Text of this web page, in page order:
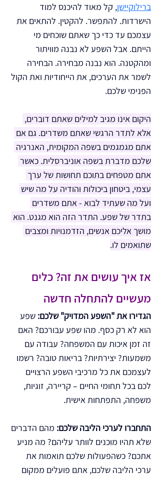
ברילוקיישן, קל מאוד להיכנס למוד
הישרדות. להתפשר. להקטין. להתאים את
עצמכם עד כדי כך שאתם שוכחים מי
הייתם. אבל השפע לא נבנה מוויתור
ומהקטנה. הוא נבנה מבחירה. הבחירה
לשמר את הערכים, את הייחודיות ואת הקול
הפנימי שלכם.
היקום אינו מגיב למילים שאתם דוברים,
אלא לתדר הרגשי שאתם משדרים. גם אם
אתם מגמגמים בשפה המקומית, האנרגיה
שלכם מדברת בשפה אוניברסלית. כאשר
אתם מטפחים בתוכם תחושות של ערך
עצמי, ביטחון ביכולות והודיה על מה שיש
ועל מה שעתיד לבוא - אתם משדרים
בתדר של שפע. התדר הזה הוא מגנט. הוא
מושך אליכם אנשים, הזדמנויות ומצבים
שתואמים לו.
אז איך עושים את זה? כלים
מעשיים להתחלה חדשה
הגדירו את "השפע המדויק" שלכם: שפע
הוא לא רק כסף. מהו שפע עבורכם? האם
זה זמן איכות עם המשפחה? עבודה עם
משמעות? יצירתיות? בריאות טובה? רשמו
לעצמכם את כל מרכיבי השפע הרצויים
לכם בכל תחומי החיים – קריירה, זוגיות,
משפחה, התפתחות אישית.
התחברו לערכי הליבה שלכם: מהם הדברים
שלא תהיו מוכנים לוותר עליהם? מה מניע
אתכם? כשהפעולות שלכם תואמות את
ערכי הליבה שלכם, אתם פועלים ממקום